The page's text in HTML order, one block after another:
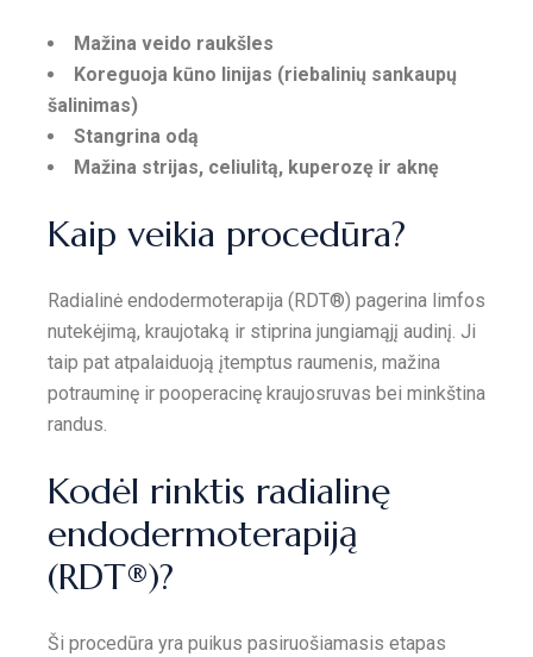
Mažina veido raukšles
Koreguoja kūno linijas (riebalinių sankaupų
šalinimas)
Stangrina odą
Mažina strijas, celiulitą, kuperozę ir aknę
Kaip veikia procedūra?
Radialinė endodermoterapija (RDT®) pagerina limfos
nutekėjimą, kraujotaką ir stiprina jungiamąjį audinį. Ji
taip pat atpalaiduoją įtemptus raumenis, mažina
potrauminę ir pooperacinę kraujosruvas bei minkština
randus.
Kodėl rinktis radialinę
endodermoterapiją
(RDT®)?
Ši procedūra yra puikus pasiruošiamasis etapas